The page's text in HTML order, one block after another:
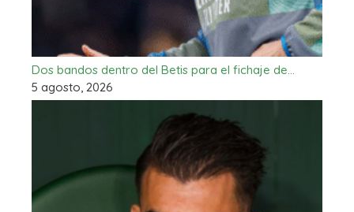
Dos bandos dentro del Betis para el fichaje de…
5 agosto, 2026